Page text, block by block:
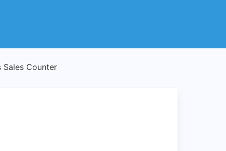
Sales Counter